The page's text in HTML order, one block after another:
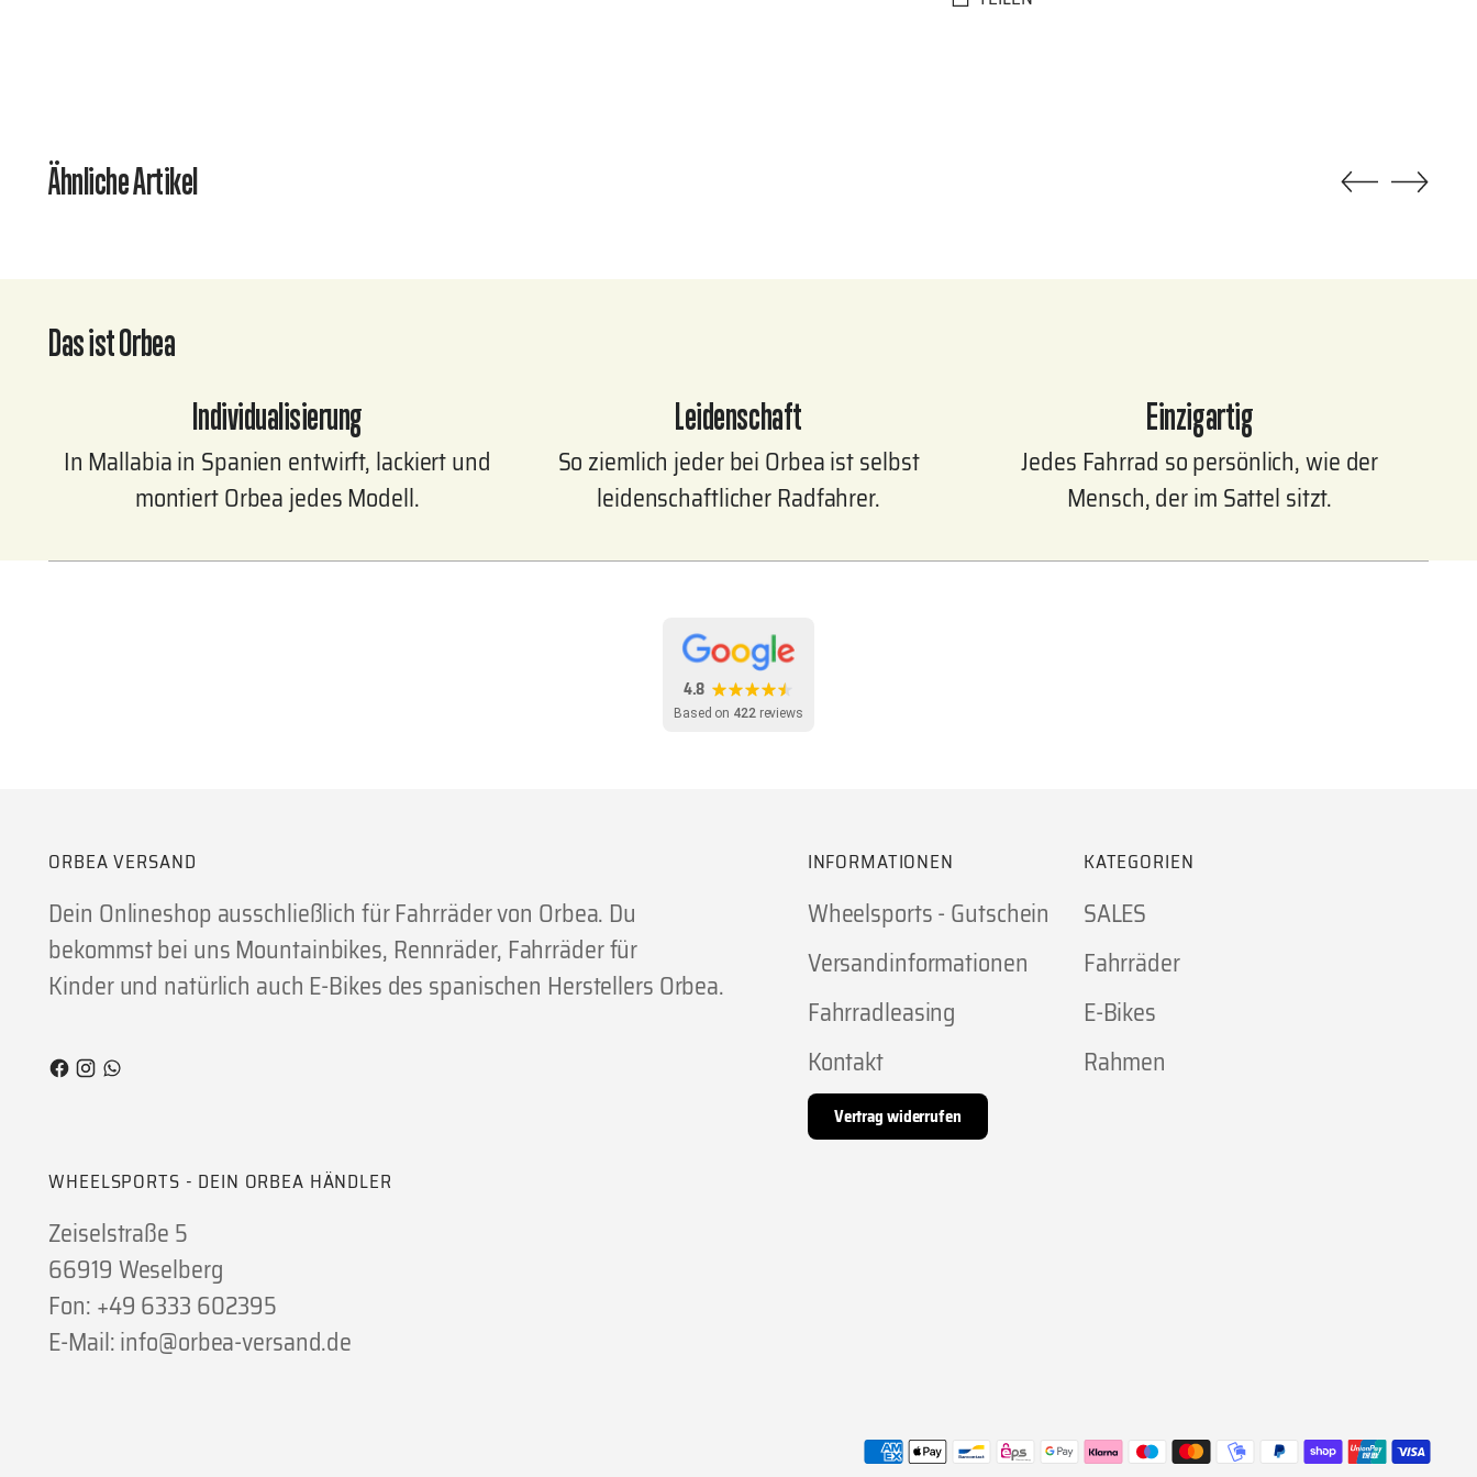
Ähnliche Artikel
Das ist Orbea
Individualisierung
In Mallabia in Spanien entwirft, lackiert und
montiert Orbea jedes Modell.
Leidenschaft
So ziemlich jeder bei Orbea ist selbst
leidenschaftlicher Radfahrer.
Einzigartig
Jedes Fahrrad so persönlich, wie der
Mensch, der im Sattel sitzt.
4.8
Based on 422reviews
ORBEA VERSAND
Dein Onlineshop ausschließlich für Fahrräder von Orbea. Du
bekommst bei uns Mountainbikes, Rennräder, Fahrräder für
Kinder und natürlich auch E-Bikes des spanischen Herstellers Orbea.
INFORMATIONEN
Wheelsports - Gutschein
Versandinformationen
Fahrradleasing
Kontakt
Vertrag widerrufen
KATEGORIEN
SALES
Fahrräder
E-Bikes
Rahmen
WHEELSPORTS - DEIN ORBEA HÄNDLER
Zeiselstraße 5
66919 Weselberg
Fon: +49 6333 602395
E-Mail: info@orbea-versand.de